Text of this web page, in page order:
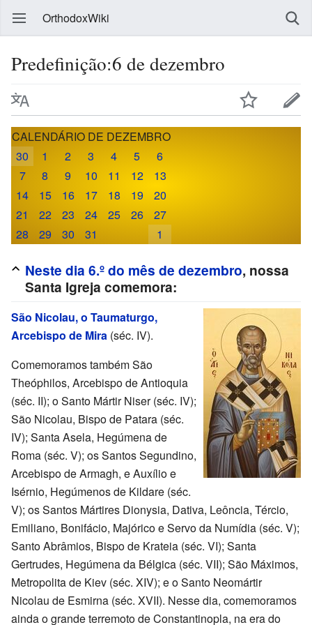
OrthodoxWiki
Predefinição:6 de dezembro
CALENDÁRIO DE DEZEMBRO
30
1 2 3 4 5
6
7
8 9 10 11 12
13
14
15 16 17 18 19
20
21
22 23 24 25 26
27
28
29 30 31 1
Neste dia 6.º do mês de dezembro, nossa
Santa Igreja comemora:
São Nicolau, o Taumaturgo,
Arcebispo de Mira (séc. IV).
Comemoramos também São
Theóphilos, Arcebispo de Antioquia
(séc. II); o Santo Mártir Niser (séc. IV);
São Nicolau, Bispo de Patara (séc.
IV); Santa Asela, Hegúmena de
Roma (séc. V); os Santos Segundino,
Arcebispo de Armagh, e Auxílio e
Isérnio, Hegúmenos de Kildare (séc.
V); os Santos Mártires Dionysia, Dativa, Leôncia, Tércio,
Emiliano, Bonifácio, Majórico e Servo da Numídia (séc. V);
Santo Abrâmios, Bispo de Krateia (séc. VI); Santa
Gertrudes, Hegúmena da Bélgica (séc. VII); São Máximos,
Metropolita de Kiev (séc. XIV); e o Santo Neomártir
Nicolau de Esmirna (séc. XVII). Nesse dia, comemoramos
ainda o grande terremoto de Constantinopla, na era do